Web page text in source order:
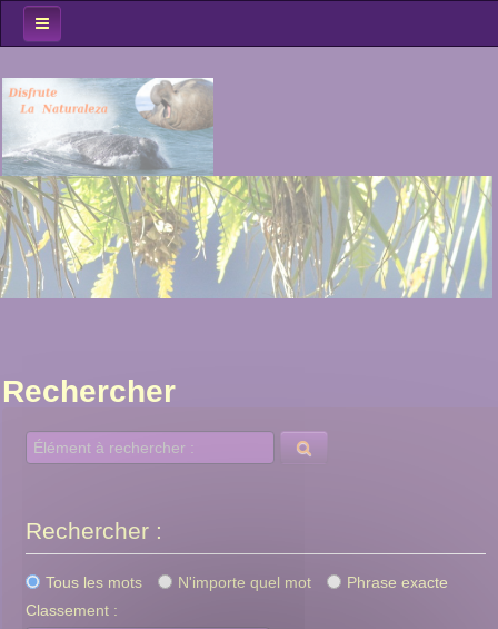
Spots Obs
Oiseaux
Mammifères
Milieux
Rechercher
Rechercher :
Tous les mots N'importe quel mot
Phrase exacte
Classement :